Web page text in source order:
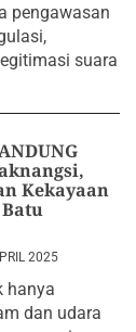
pengawasan
suara
Kekayaan
2025
hanya
dan udara